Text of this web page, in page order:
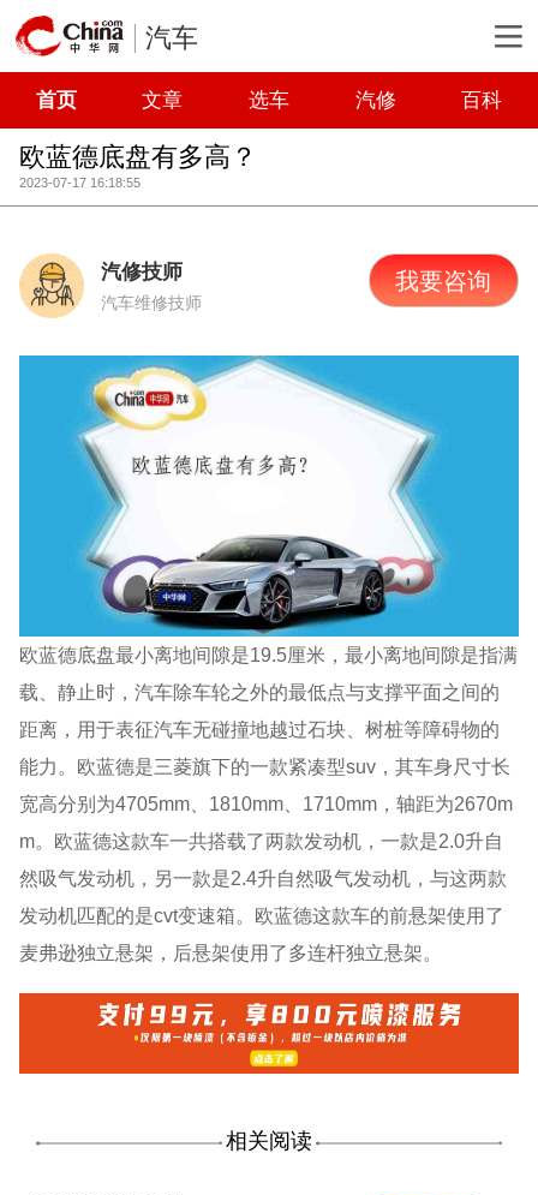
汽车
首页 文章 选车 汽修 百科
欧蓝德底盘有多高？
2023-07-17 16:18:55
汽修技师
汽车维修技师
我要咨询
欧蓝德底盘最小离地间隙是19.5厘米，最小离地间隙是指满
载、静止时，汽车除车轮之外的最低点与支撑平面之间的
距离，用于表征汽车无碰撞地越过石块、树桩等障碍物的
能力。欧蓝德是三菱旗下的一款紧凑型suv，其车身尺寸长
宽高分别为4705mm、1810mm、1710mm，轴距为2670m
m。欧蓝德这款车一共搭载了两款发动机，一款是2.0升自
然吸气发动机，另一款是2.4升自然吸气发动机，与这两款
发动机匹配的是cvt变速箱。欧蓝德这款车的前悬架使用了
麦弗逊独立悬架，后悬架使用了多连杆独立悬架。
相关阅读